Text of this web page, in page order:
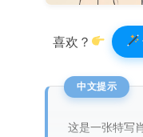
喜欢？
这是一张特写